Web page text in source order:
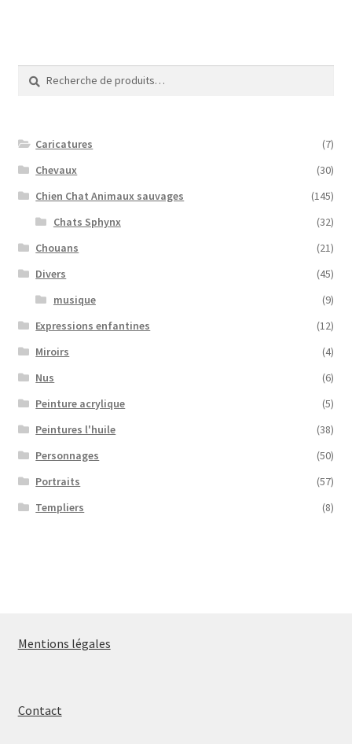
pour :
Caricatures
(7)
Chevaux
(30)
Chien Chat Animaux sauvages
(145)
Chats Sphynx
(32)
Chouans
(21)
Divers
(45)
musique
(9)
Expressions enfantines
(12)
Miroirs
(4)
Nus
(6)
Peinture acrylique
(5)
Peintures l'huile
(38)
Personnages
(50)
Portraits
(57)
Templiers
(8)
Mentions légales
Contact